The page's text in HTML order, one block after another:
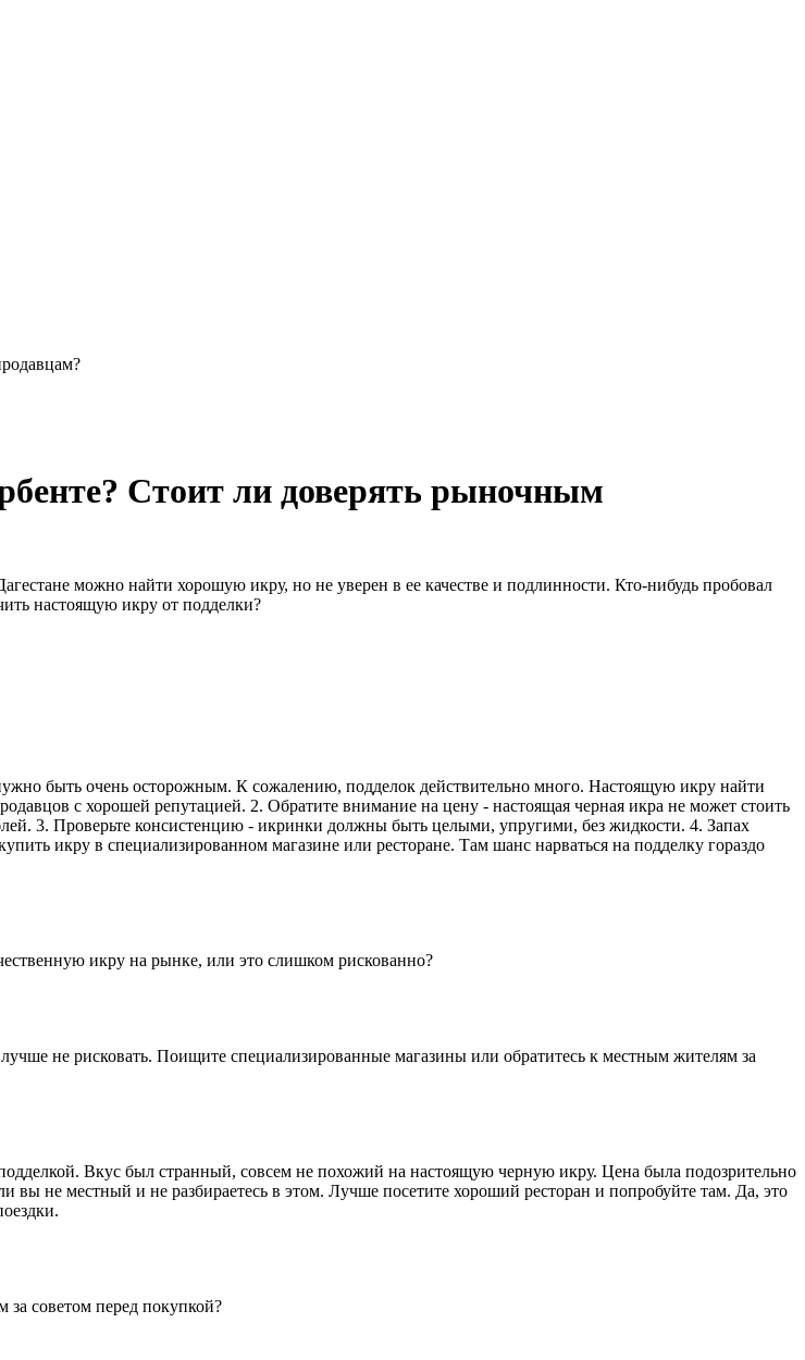
Стоит ли доверять рыночным
можно найти хорошую икру, но не уверен в ее качестве и подлинности. Кто-нибудь пробовал
настоящую икру от подделки?
быть очень осторожным. К сожалению, подделок действительно много. Настоящую икру найти
с хорошей репутацией. 2. Обратите внимание на цену - настоящая черная икра не может стоить
3. Проверьте консистенцию - икринки должны быть целыми, упругими, без жидкости. 4. Запах
икру в специализированном магазине или ресторане. Там шанс нарваться на подделку гораздо
икру на рынке, или это слишком рискованно?
не рисковать. Поищите специализированные магазины или обратитесь к местным жителям за
Вкус был странный, совсем не похожий на настоящую черную икру. Цена была подозрительно
вы не местный и не разбираетесь в этом. Лучше посетите хороший ресторан и попробуйте там. Да, это
советом перед покупкой?